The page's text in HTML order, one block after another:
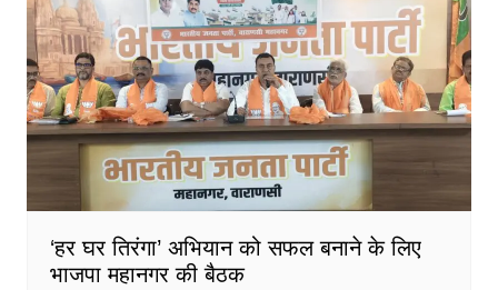
‘हर घर तिरंगा’ अभियान को सफल बनाने के लिए
भाजपा महानगर की बैठक